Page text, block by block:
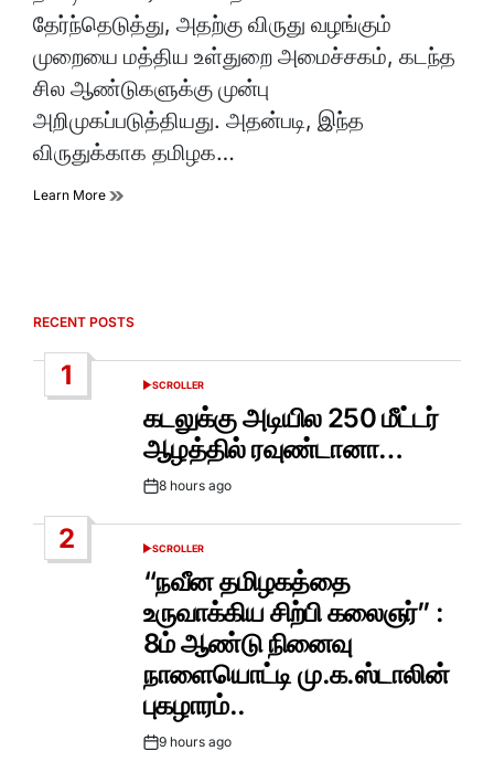
time
தேர்ந்தெடுத்து, அதற்கு விருது வழங்கும்
முறையை மத்திய உள்துறை அமைச்சகம், கடந்த
சில ஆண்டுகளுக்கு முன்பு
அறிமுகப்படுத்தியது. அதன்படி, இந்த
விருதுக்காக தமிழக…
Learn More
RECENT POSTS
1
POSTED
SCROLLER
கடலுக்கு அடியில 250 மீட்டர்
ஆழத்தில் ரவுண்டானா…
Post8 hours ago
2
POSTED
IN
SCROLLER
“நவீன தமிழகத்தை
உருவாக்கிய சிற்பி கலைஞர்” :
8ம் ஆண்டு நினைவு
நாளையொட்டி மு.க.ஸ்டாலின்
புகழாரம்..
Post9 hours ago